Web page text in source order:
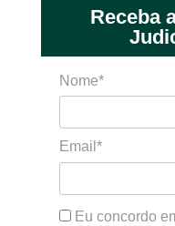
Receba
Nome*
Email*
Eu concordo